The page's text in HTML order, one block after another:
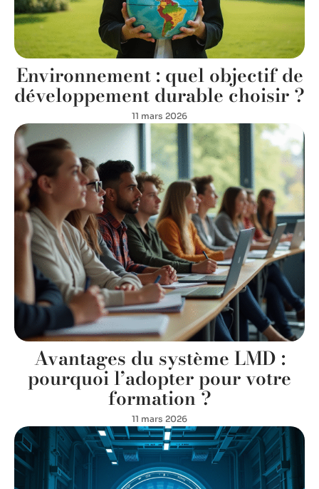
Environnement : quel objectif de
développement durable choisir ?
11 mars 2026
Avantages du système LMD :
pourquoi l’adopter pour votre
formation ?
11 mars 2026